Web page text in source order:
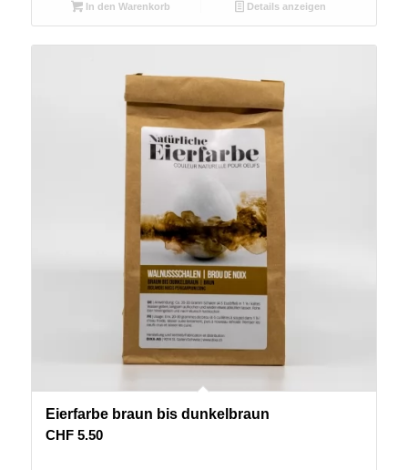
In den Warenkorb Details anzeigen
Eierfarbe braun bis dunkelbraun
CHF5.50